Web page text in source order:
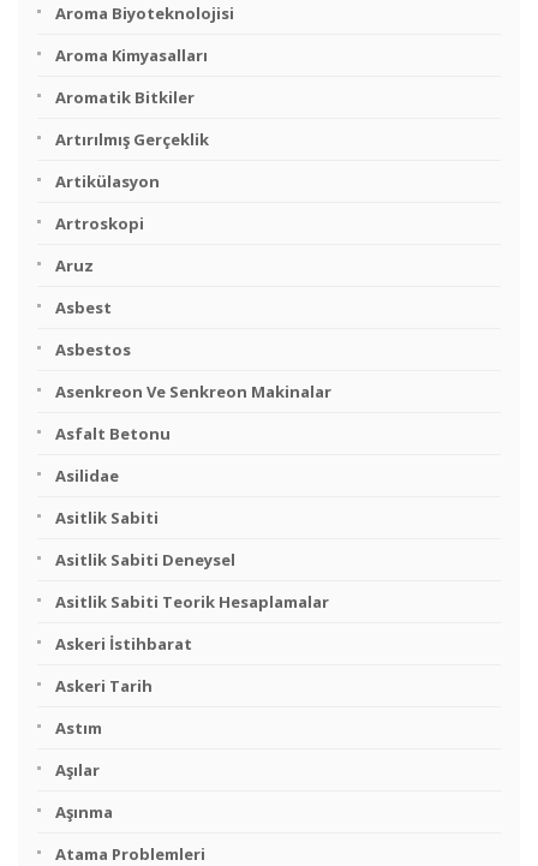
Aroma Biyoteknolojisi
Aroma Kimyasalları
Aromatik Bitkiler
Artırılmış Gerçeklik
Artikülasyon
Artroskopi
Aruz
Asbest
Asbestos
Asenkreon Ve Senkreon Makinalar
Asfalt Betonu
Asilidae
Asitlik Sabiti
Asitlik Sabiti Deneysel
Asitlik Sabiti Teorik Hesaplamalar
Askeri İstihbarat
Askeri Tarih
Astım
Aşılar
Aşınma
Atama Problemleri